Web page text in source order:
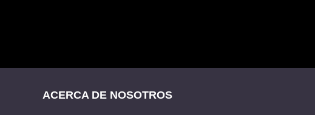
ACERCA DE NOSOTROS